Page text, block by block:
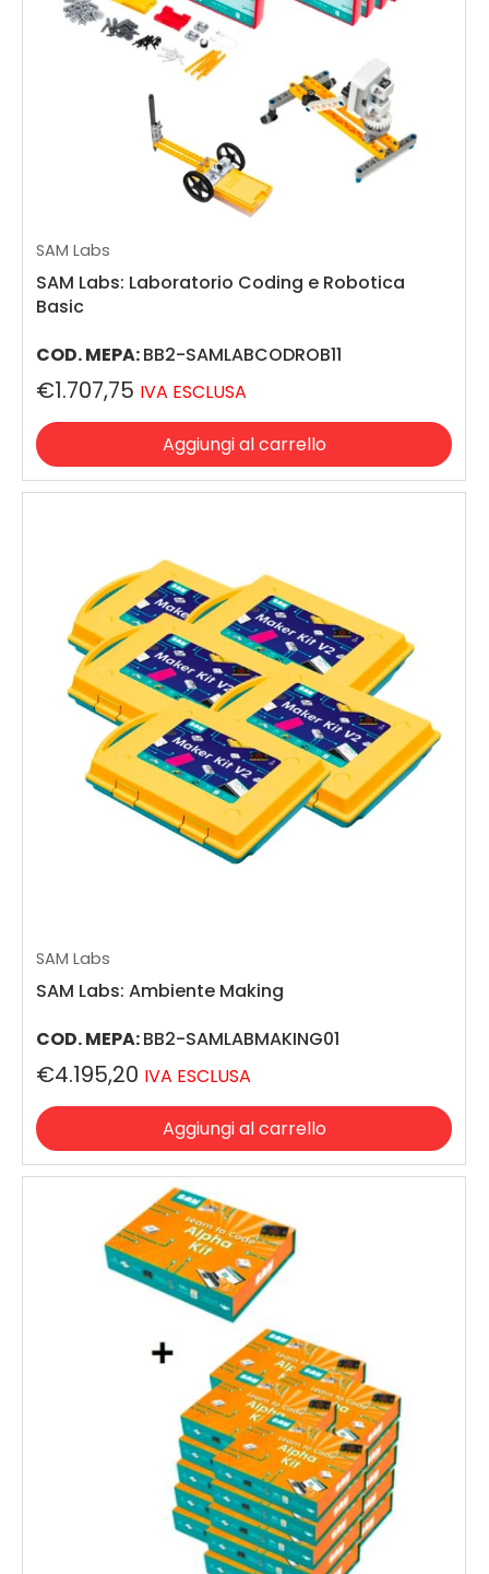
SAM Labs
SAM Labs: Laboratorio Coding e Robotica
Basic
COD. MEPA:BB2-SAMLABCODROB11
€1.707,75 IVA ESCLUSA
Aggiungi al carrello
SAM Labs
SAM Labs: Ambiente Making
COD. MEPA:BB2-SAMLABMAKING01
€4.195,20 IVA ESCLUSA
Aggiungi al carrello